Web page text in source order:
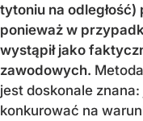
tytoniu na
ponieważ w
wystąpił jako
zawodowych.
jest doskonale
konkurować na